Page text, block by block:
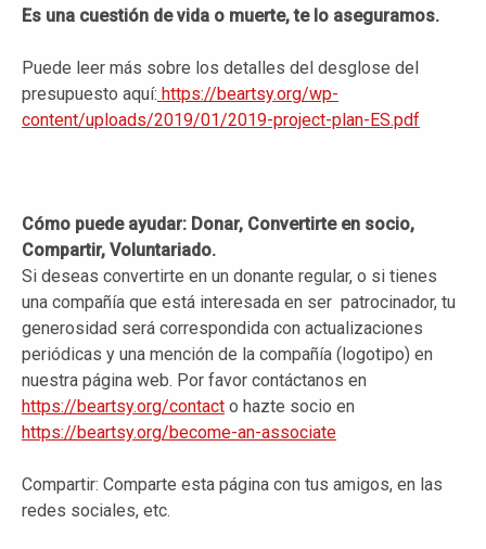
Es una cuestión de vida o muerte, te lo aseguramos.
Puede leer más sobre los detalles del desglose del
presupuesto aquí: https://beartsy.org/wp-
content/uploads/2019/01/2019-project-plan-ES.pdf
Cómo puede ayudar: Donar, Convertirte en socio,
Compartir, Voluntariado.
Si deseas convertirte en un donante regular, o si tienes
una compañía que está interesada en ser patrocinador, tu
generosidad será correspondida con actualizaciones
periódicas y una mención de la compañía (logotipo) en
nuestra página web. Por favor contáctanos en
https://beartsy.org/contact o hazte socio en
https://beartsy.org/become-an-associate
Compartir: Comparte esta página con tus amigos, en las
redes sociales, etc.